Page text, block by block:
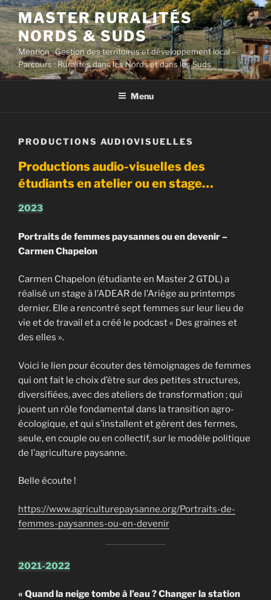
Aller
au
contenu
principal
MASTER RURALITÉS
NORDS & SUDS
Mention : Gestion des territoires et développement local –
Parcours : Ruralités dans les Nords et dans les Suds
Menu
PRODUCTIONS AUDIOVISUELLES
Productions audio-visuelles des
étudiants en atelier ou en stage…
2023
Portraits de femmes paysannes ou en devenir –
Carmen Chapelon
Carmen Chapelon (étudiante en Master 2 GTDL) a
réalisé un stage à l’ADEAR de l’Ariège au printemps
dernier. Elle a rencontré sept femmes sur leur lieu de
vie et de travail et a créé le podcast « Des graines et
des elles ».
Voici le lien pour écouter des témoignages de femmes
qui ont fait le choix d’être sur des petites structures,
diversifiées, avec des ateliers de transformation ; qui
jouent un rôle fondamental dans la transition agro-
écologique, et qui s’installent et gèrent des fermes,
seule, en couple ou en collectif, sur le modèle politique
de l’agriculture paysanne.
Belle écoute !
https://www.agriculturepaysanne.org/Portraits-de-
femmes-paysannes-ou-en-devenir
2021-2022
« Quand la neige tombe à l’eau ? Changer la station